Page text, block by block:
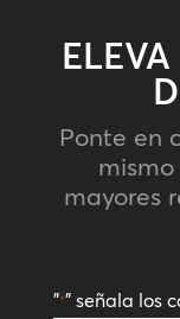
Ponte en
mayores
"*" señala los